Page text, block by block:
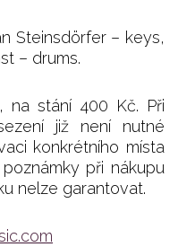
Steinsdörfer – keys,
– drums.
na stání 400 Kč. Při
již není nutné
konkrétního místa
při nákupu
nelze garantovat.